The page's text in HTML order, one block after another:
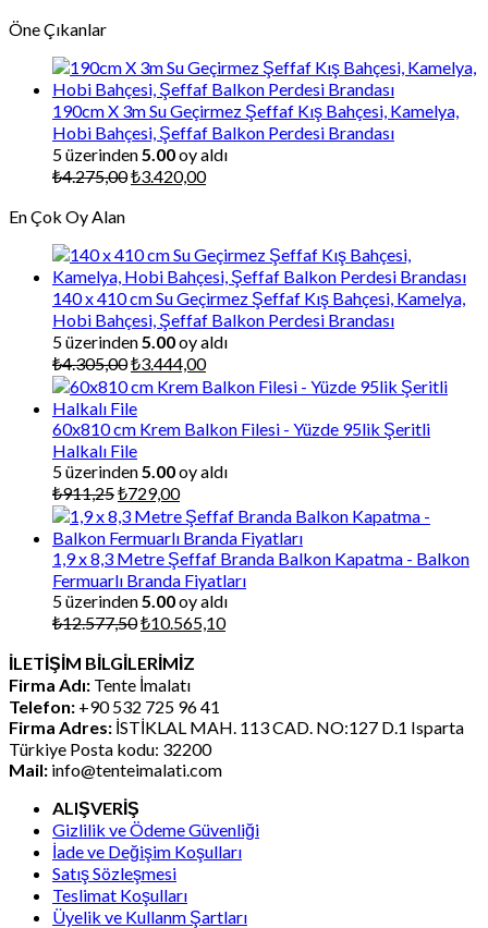
Öne Çıkanlar
190cm X 3m Su Geçirmez Şeffaf Kış Bahçesi, Kamelya,
Hobi Bahçesi, Şeffaf Balkon Perdesi Brandası
5 üzerinden 5.00oy aldı
₺4.275,00Orijinal
₺3.420,00Şu
En Çok Oy Alan
140 x 410 cm Su Geçirmez Şeffaf Kış Bahçesi, Kamelya,
Hobi Bahçesi, Şeffaf Balkon Perdesi Brandası
5 üzerinden 5.00oy aldı
₺4.305,00Orijinal
fiyat:
₺4.305,00.
₺3.444,00Şu
andaki
₺3.444,00.
60x810 cm Krem Balkon Filesi - Yüzde 95lik Şeritli
Halkalı File
5 üzerinden 5.00oy aldı
₺911,25Orijinal
fiyat:
₺911,25.
₺729,00Şu
andaki
fiyat:
₺729,00.
1,9 x 8,3 Metre Şeffaf Branda Balkon Kapatma - Balkon
Fermuarlı Branda Fiyatları
5 üzerinden 5.00oy aldı
₺12.577,50Orijinal
₺12.577,50.
₺10.565,10Şu
İLETİŞİM BİLGİLERİMİZ
Firma Adı: Tente İmalatı
Telefon: +90 532 725 96 41
Firma Adres: İSTİKLAL MAH. 113 CAD. NO:127 D.1 Isparta
Türkiye Posta kodu: 32200
Mail: info@tenteimalati.com
ALIŞVERİŞ
Gizlilik ve Ödeme Güvenliği
İade ve Değişim Koşulları
Satış Sözleşmesi
Teslimat Koşulları
Üyelik ve Kullanm Şartları